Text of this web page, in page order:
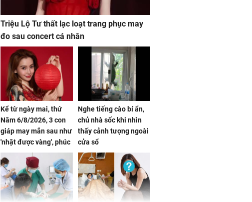
Triệu Lộ Tư thất lạc loạt trang phục may
đo sau concert cá nhân
Kể từ ngày mai, thứ
Năm 6/8/2026, 3 con
giáp may mắn sau như
'nhặt được vàng', phúc
khí tràn đầy, dễ giàu sụ
chỉ sau một đêm
Nghe tiếng cào bí ẩn,
chủ nhà sốc khi nhìn
thấy cảnh tượng ngoài
cửa sổ